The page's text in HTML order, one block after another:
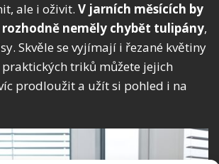
ale i oživit. V jarních měsících by
neměly chybět tulipány,
Skvěle se vyjímají i řezané květiny
praktických triků můžete jejich
prodloužit a užít si pohled i na